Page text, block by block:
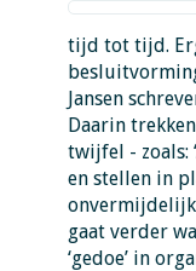
tijd tot tijd.
Jansen
Daarin
twijfel - zoals:
en stellen in
onvermijdelijk
gaat verder
‘gedoe’ in